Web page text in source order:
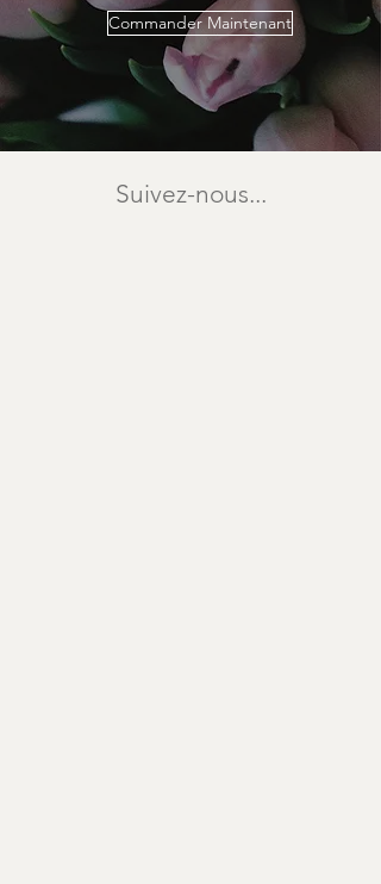
Commander Maintenant
Suivez-nous...